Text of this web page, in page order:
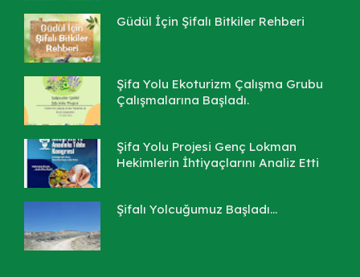
Güdül İçin Şifalı Bitkiler Rehberi
Şifa Yolu Ekoturizm Çalışma Grubu
Çalışmalarına Başladı.
Şifa Yolu Projesi Genç Lokman
Hekimlerin İhtiyaçlarını Analiz Etti
Şifalı Yolcuğumuz Başladı...